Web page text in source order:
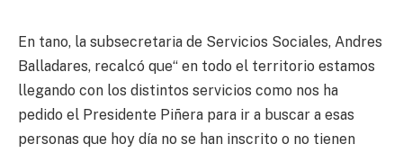
En tano, la subsecretaria de Servicios Sociales, Andres
Balladares, recalcó que“ en todo el territorio estamos
llegando con los distintos servicios como nos ha
pedido el Presidente Piñera para ir a buscar a esas
personas que hoy día no se han inscrito o no tienen